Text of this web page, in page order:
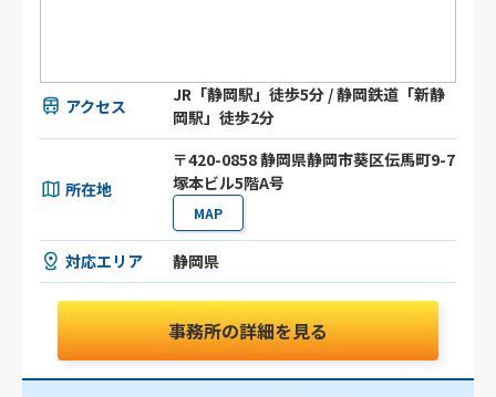
アクセス
JR「静岡駅」徒歩5分 / 静岡鉄道「新静
岡駅」徒歩2分
所在地
〒420-0858 静岡県静岡市葵区伝馬町9-7
塚本ビル5階A号
MAP
対応エリア 静岡県
事務所の詳細を見る